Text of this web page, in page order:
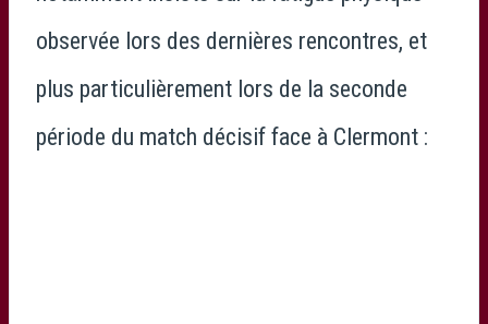
observée lors des dernières rencontres, et
plus particulièrement lors de la seconde
période du match décisif face à Clermont :